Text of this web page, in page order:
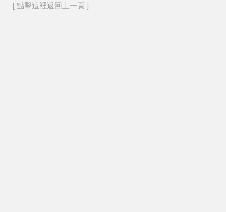
[ 點擊這裡返回上一頁 ]